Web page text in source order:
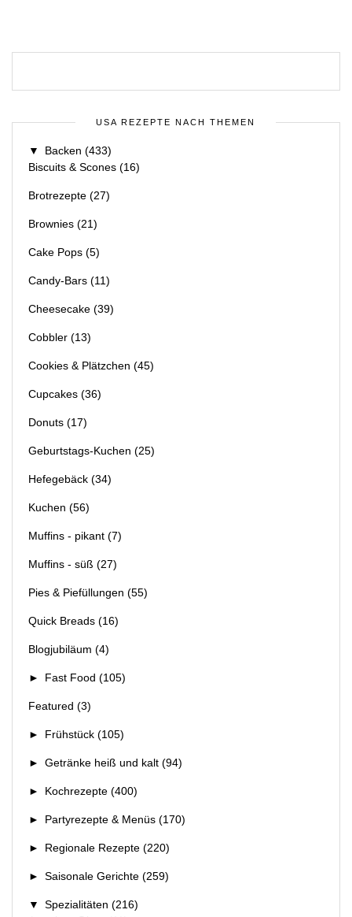
USA REZEPTE NACH THEMEN
▼ Backen (433)
Biscuits & Scones (16)
Brotrezepte (27)
Brownies (21)
Cake Pops (5)
Candy-Bars (11)
Cheesecake (39)
Cobbler (13)
Cookies & Plätzchen (45)
Cupcakes (36)
Donuts (17)
Geburtstags-Kuchen (25)
Hefegebäck (34)
Kuchen (56)
Muffins - pikant (7)
Muffins - süß (27)
Pies & Piefüllungen (55)
Quick Breads (16)
Blogjubiläum (4)
► Fast Food (105)
Featured (3)
► Frühstück (105)
► Getränke heiß und kalt (94)
► Kochrezepte (400)
► Partyrezepte & Menüs (170)
► Regionale Rezepte (220)
► Saisonale Gerichte (259)
▼ Spezialitäten (216)